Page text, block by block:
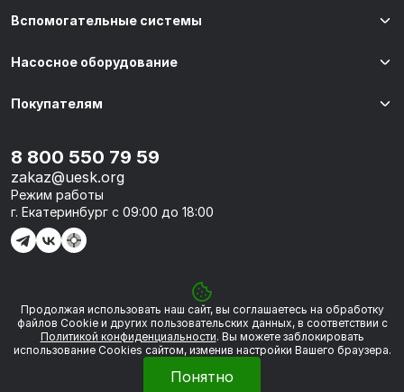
© 2026 «УЭСК-ТЕХНОЛОГИИ»
Вспомогательные системы
Насосное оборудование
Покупателям
8 800 550 79 59
zakaz@uesk.org
Режим работы
г. Екатеринбург с 09:00 до 18:00
Политика обработки персональных данных
Сделано вFramelink
Продолжая использовать наш сайт, вы соглашаетесь на обработку
файлов Сookie и других пользовательских данных, в соответствии с
Политикой конфиденциальности. Вы можете заблокировать
использование Cookies сайтом, изменив настройки Вашего браузера.
Понятно